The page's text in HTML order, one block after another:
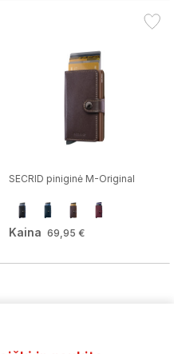
SECRID piniginė M-Original
Kaina 69,95 €